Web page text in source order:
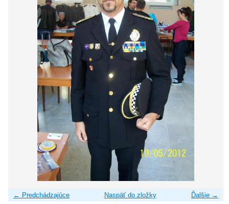
← Predchádzajúce Ďalšie →
Naspäť do zložky